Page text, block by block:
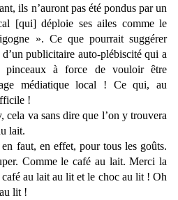
ils n’auront pas été pondus par un
[qui] déploie ses ailes comme le
». Ce que pourrait suggérer
publicitaire auto-plébiscité qui a
pinceaux à force de vouloir être
médiatique local ! Ce qui, au
!
cela va sans dire que l’on y trouvera
lait.
faut, en effet, pour tous les goûts.
Comme le café au lait. Merci la
au lait au lit et le choc au lit ! Oh
lit !